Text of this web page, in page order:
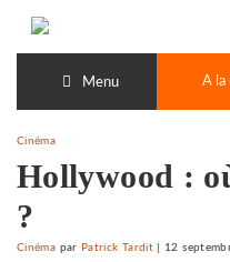
contenu
Menu A la
Cinéma
Hollywood :
?
Cinéma par Patrick Tardit 12